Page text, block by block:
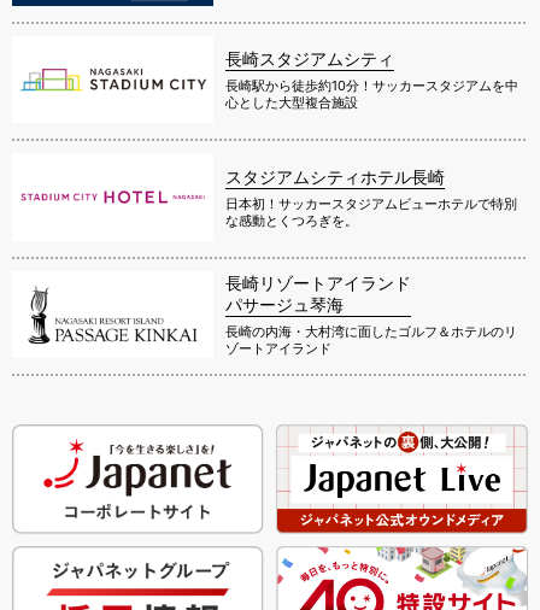
長崎スタジアムシティ
長崎駅から徒歩約10分！サッカースタジアムを中
心とした大型複合施設
スタジアムシティホテル長崎
日本初！サッカースタジアムビューホテルで特別
な感動とくつろぎを。
長崎リゾートアイランド
パサージュ琴海
長崎の内海・大村湾に面したゴルフ＆ホテルのリ
ゾートアイランド